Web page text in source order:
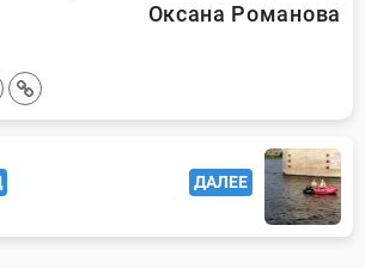
Оксана Романова
ДАЛЕЕ